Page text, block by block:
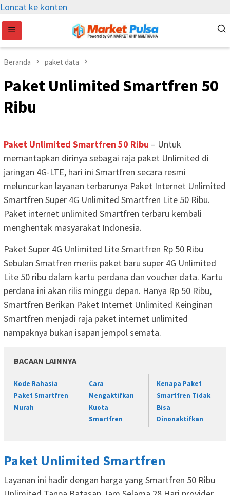
Loncat ke konten
Beranda paket data
Paket Unlimited Smartfren 50
Ribu
Paket Unlimited Smartfren 50 Ribu – Untuk
memantapkan dirinya sebagai raja paket Unlimited di
jaringan 4G-LTE, hari ini Smartfren secara resmi
meluncurkan layanan terbarunya Paket Internet Unlimited
Smartfren Super 4G Unlimited Smartfren Lite 50 Ribu.
Paket internet unlimited Smartfren terbaru kembali
menghentak masyarakat Indonesia.
Paket Super 4G Unlimited Lite Smartfren Rp 50 Ribu
Sebulan Smatfren meriis paket baru super 4G Unlimited
Lite 50 ribu dalam kartu perdana dan voucher data. Kartu
perdana ini akan rilis minggu depan. Hanya Rp 50 Ribu,
Smartfren Berikan Paket Internet Unlimited Keinginan
Smartfren menjadi raja paket internet unlimited
nampaknya bukan isapan jempol semata.
BACAAN LAINNYA
Kode Rahasia
Paket Smartfren
Murah
Cara
Mengaktifkan
Kuota
Smartfren
Kenapa Paket
Smartfren Tidak
Bisa
Dinonaktifkan
Paket Unlimited Smartfren
Layanan ini hadir dengan harga yang Smartfren 50 Ribu